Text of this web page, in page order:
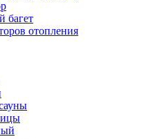
багет
отопления